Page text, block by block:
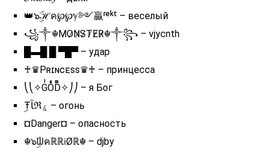
👑๖ۣۜℋค℘℘ℽ༻贏ʳᵉᵏᵗ – веселый
꧁༒☬M̷O̷N̷S̷T̷E̷R̷☬༒꧂ – vjycnth
█▬█ █ ▀█▀ – удар
♰♛Pʀɪɴᴄᴇss♛♰ – принцесса
⎝⎝✧GͥOͣDͫ✧⎠⎠ – я Бог
ۣŦﺂℜۼ – огонь
¤Danger¤ – опасность
☬๖ۣۜᗯคℝℝ𝔦Øℝ☬ – djby